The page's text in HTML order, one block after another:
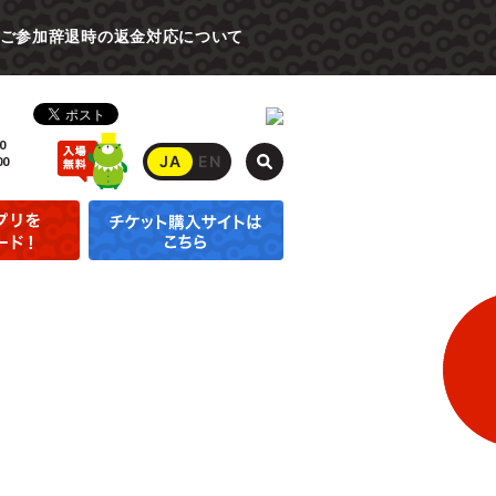
参加辞退時の返金対応について
JA EN